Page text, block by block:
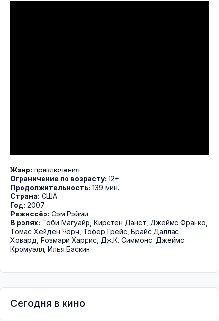
Жанр: приключения
Ограничение по возрасту: 12+
Продолжительность: 139 мин.
Страна: США
Год: 2007
Режиссёр: Сэм Рэйми
В ролях: Тоби Магуайр, Кирстен Данст, Джеймс Франко,
Томас Хейден Чёрч, Тофер Грейс, Брайс Даллас
Ховард, Розмари Харрис, Дж.К. Симмонс, Джеймс
Кромуэлл, Илья Баскин
Сегодня в кино